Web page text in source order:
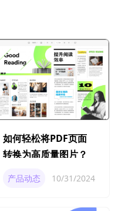
如何轻松将PDF页面
转换为高质量图片？
产品动态 10/31/2024